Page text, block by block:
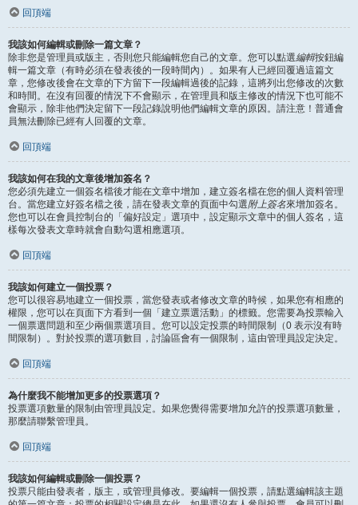
回頂端
我該如何編輯或刪除一篇文章？
除非您是管理員或版主，否則您只能編輯您自己的文章。您可以點選編輯按鈕編
輯一篇文章（有時必須在發表後的一段時間內）。如果有人已經回覆過這篇文
章，您修改後會在文章的下方留下一段編輯過後的記錄，這將列出您修改的次數
和時間。在沒有回覆的情況下不會顯示，在管理員和版主修改的情況下也可能不
會顯示，除非他們決定留下一段記錄說明他們編輯文章的原因。請注意！普通會
員無法刪除已經有人回覆的文章。
回頂端
我該如何在我的文章後增加簽名？
您必須先建立一個簽名檔後才能在文章中增加，建立簽名檔在您的個人資料管理
台。當您建立好簽名檔之後，請在發表文章的頁面中勾選附上簽名來增加簽名。
您也可以在會員控制台的「偏好設定」選項中，設定顯示文章中的個人簽名，這
樣每次發表文章時就會自動勾選相應選項。
回頂端
我該如何建立一個投票？
您可以很容易地建立一個投票，當您發表或者修改文章的時候，如果您有相應的
權限，您可以在頁面下方看到一個「建立票選活動」的標籤。您需要為投票輸入
一個票選問題和至少兩個票選項目。您可以設定投票的時間限制（0 表示沒有時
間限制）。對於投票的選項數目，討論區會有一個限制，這由管理員設定決定。
回頂端
為什麼我不能增加更多的投票選項？
投票選項數量的限制由管理員設定。如果您覺得需要增加允許的投票選項數量，
那麼請聯繫管理員。
回頂端
我該如何編輯或刪除一個投票？
投票只能由發表者，版主，或管理員修改。要編輯一個投票，請點選編輯該主題